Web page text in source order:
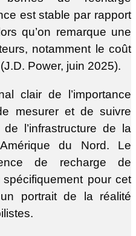
est stable par rapport
qu’on remarque une
notamment le coût
Power, juin 2025).
clair de l’importance
mesurer et de suivre
l’infrastructure de la
du Nord. Le
de recharge de
pour cet
portrait de la réalité